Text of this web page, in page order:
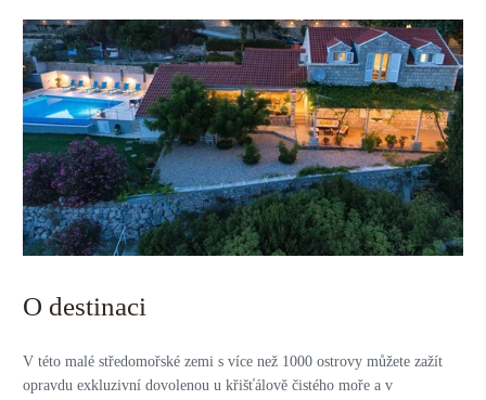
O destinaci
V této malé středomořské zemi s více než 1000 ostrovy můžete zažít
opravdu exkluzivní dovolenou u křišťálově čistého moře a v